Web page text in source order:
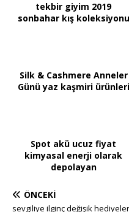
tekbir giyim 2019
sonbahar kış koleksiyonu
Silk & Cashmere Anneler
Günü yaz kaşmiri ürünleri
Spot akü ucuz fiyat
kimyasal enerji olarak
depolayan
ÖNCEKI
sevgiliye ilginç değişik hediyeler